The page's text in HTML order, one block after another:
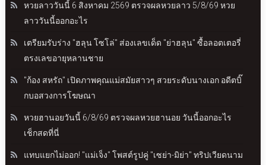
หวยลาววันนี้ 6 สิงหาคม 2569 ตรวจผลหวยลาว 5/8/69 หวย
ลาววันนี้ออกอะไร
เตรียมรับร่าง "ฮลุน โซโล่" ส่องเลขเด็ด "ย่าฮลุน" ซื้อลอตเตอรี่
ตรงเลขอายุหลานชาย
"ก้อง สหรัถ" เปิดภาพคุณแม่สมัยสาวๆ สวยระดับนางเอก อดีตบิ๊
กบอสวงการโฆษณา
หวยฮานอยวันนี้ 6/8/69 ตรวจผลหวยฮานอย วันนี้ออกอะไร
เช็กสดที่นี่
แทบแยกไม่ออก! "แม่เจ็ง" โพสต์รูปคู่ "เซย่า-มิย่า" ทริปเวียดนาม